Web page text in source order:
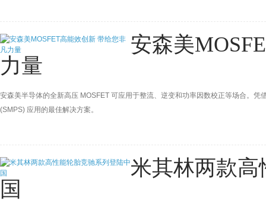
安森美
力量
安森美半导体的全新高压 MOSFET 可应用于整流、逆变和功率因数校正等场合。
(SMPS) 应用的最佳解决方案。
米其林两款
国